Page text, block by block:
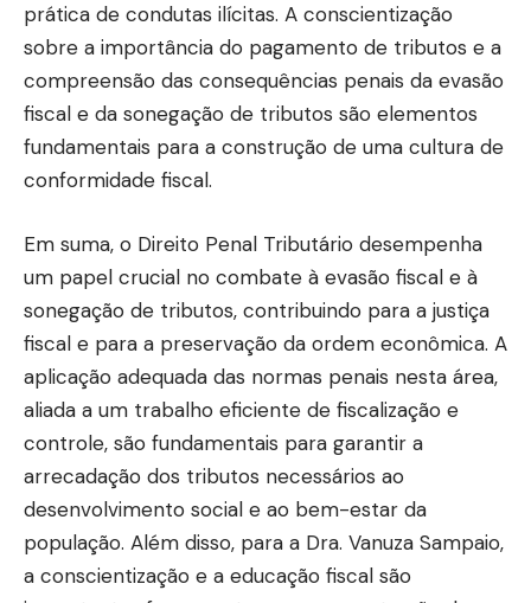
prática de condutas ilícitas. A conscientização
sobre a importância do pagamento de tributos e a
compreensão das consequências penais da evasão
fiscal e da sonegação de tributos são elementos
fundamentais para a construção de uma cultura de
conformidade fiscal.
Em suma, o Direito Penal Tributário desempenha
um papel crucial no combate à evasão fiscal e à
sonegação de tributos, contribuindo para a justiça
fiscal e para a preservação da ordem econômica. A
aplicação adequada das normas penais nesta área,
aliada a um trabalho eficiente de fiscalização e
controle, são fundamentais para garantir a
arrecadação dos tributos necessários ao
desenvolvimento social e ao bem-estar da
população. Além disso, para a Dra. Vanuza Sampaio,
a conscientização e a educação fiscal são